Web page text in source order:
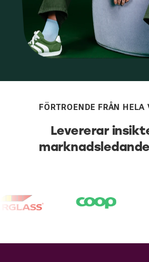
FÖRTROENDE FRÅN HELA
Levererar